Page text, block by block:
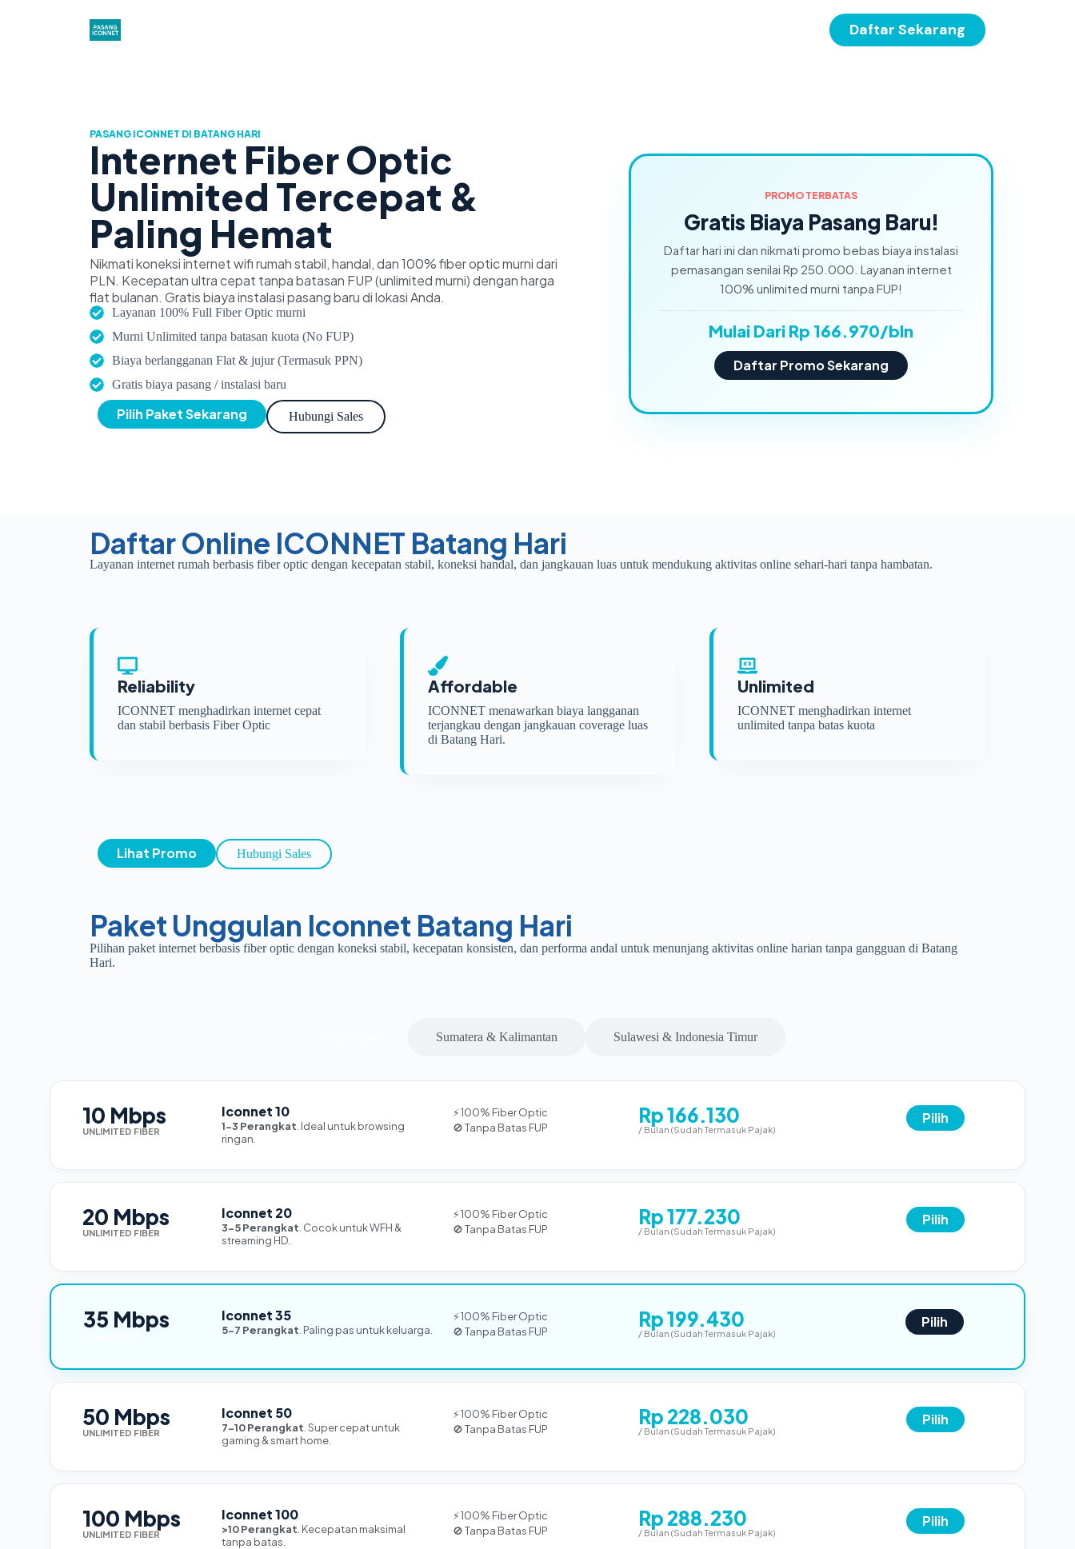
Daftar Sekarang
PASANG ICONNET DI BATANG HARI
Internet Fiber Optic
Unlimited Tercepat &
Paling Hemat
Nikmati koneksi internet wifi rumah stabil, handal, dan 100% fiber optic murni dari
PLN. Kecepatan ultra cepat tanpa batasan FUP (unlimited murni) dengan harga
flat bulanan. Gratis biaya instalasi pasang baru di lokasi Anda.
Layanan 100% Full Fiber Optic murni
Murni Unlimited tanpa batasan kuota (No FUP)
Biaya berlangganan Flat & jujur (Termasuk PPN)
Gratis biaya pasang / instalasi baru
Pilih Paket Sekarang Hubungi Sales
PROMO TERBATAS
Gratis Biaya Pasang Baru!
Daftar hari ini dan nikmati promo bebas biaya instalasi
pemasangan senilai Rp 250.000. Layanan internet
100% unlimited murni tanpa FUP!
Mulai Dari Rp 166.970/bln
Daftar Promo Sekarang
Daftar Online ICONNET Batang Hari
Layanan internet rumah berbasis fiber optic dengan kecepatan stabil, koneksi handal, dan jangkauan luas untuk mendukung aktivitas online sehari-hari tanpa hambatan.
Reliability
ICONNET menghadirkan internet cepat
dan stabil berbasis Fiber Optic
Affordable
ICONNET menawarkan biaya langganan
terjangkau dengan jangkauan coverage luas
di Batang Hari.
Unlimited
ICONNET menghadirkan internet
unlimited tanpa batas kuota
Lihat Promo Hubungi Sales
Paket Unggulan Iconnet Batang Hari
Pilihan paket internet berbasis fiber optic dengan koneksi stabil, kecepatan konsisten, dan performa andal untuk menunjang aktivitas online harian tanpa gangguan di Batang
Hari.
Sumatera & Kalimantan Sulawesi & Indonesia Timur
10 Mbps
UNLIMITED FIBER
Iconnet 10
1-3 Perangkat . Ideal untuk browsing
ringan.
⚡ 100% Fiber Optic
🚫 Tanpa Batas FUP
Rp 166.130
/ Bulan (Sudah Termasuk Pajak)
Pilih
20 Mbps
UNLIMITED FIBER
Iconnet 20
3-5 Perangkat . Cocok untuk WFH &
streaming HD.
⚡ 100% Fiber Optic
🚫 Tanpa Batas FUP
Rp 177.230
/ Bulan (Sudah Termasuk Pajak)
Pilih
35 Mbps Iconnet 35
5-7 Perangkat . Paling pas untuk keluarga.
⚡ 100% Fiber Optic
🚫 Tanpa Batas FUP
Rp 199.430
/ Bulan (Sudah Termasuk Pajak)
Pilih
50 Mbps
UNLIMITED FIBER
Iconnet 50
7-10 Perangkat . Super cepat untuk
gaming & smart home.
⚡ 100% Fiber Optic
🚫 Tanpa Batas FUP
Rp 228.030
/ Bulan (Sudah Termasuk Pajak)
Pilih
100 Mbps
UNLIMITED FIBER
Iconnet 100
>10 Perangkat . Kecepatan maksimal
tanpa batas.
⚡ 100% Fiber Optic
🚫 Tanpa Batas FUP
Rp 288.230
/ Bulan (Sudah Termasuk Pajak)
Pilih